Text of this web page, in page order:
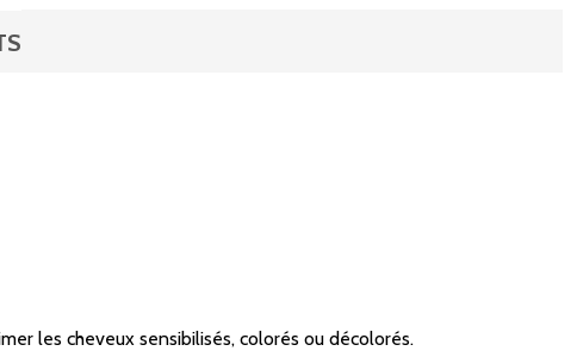
les cheveux sensibilisés, colorés ou décolorés.